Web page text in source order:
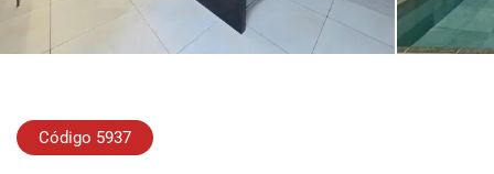
Código 5937